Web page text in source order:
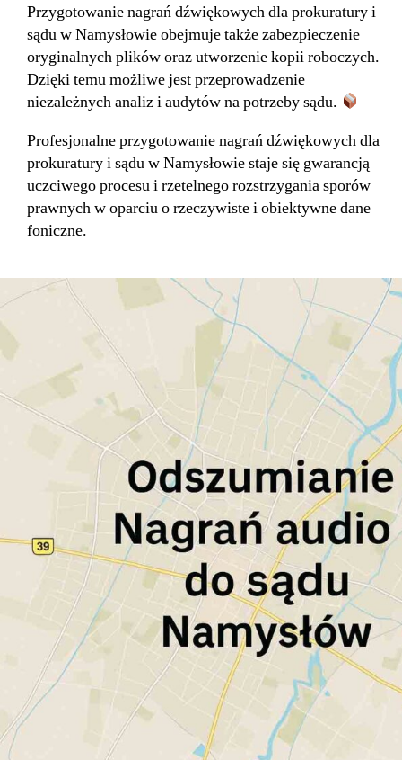
Przygotowanie nagrań dźwiękowych dla prokuratury i
sądu w Namysłowie obejmuje także zabezpieczenie
oryginalnych plików oraz utworzenie kopii roboczych.
Dzięki temu możliwe jest przeprowadzenie
niezależnych analiz i audytów na potrzeby sądu.
Profesjonalne przygotowanie nagrań dźwiękowych dla
prokuratury i sądu w Namysłowie staje się gwarancją
uczciwego procesu i rzetelnego rozstrzygania sporów
prawnych w oparciu o rzeczywiste i obiektywne dane
foniczne.